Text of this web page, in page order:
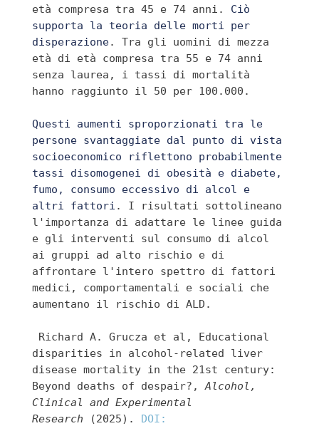
età compresa tra 45 e 74 anni. Ciò
supporta la teoria delle morti per
disperazione. Tra gli uomini di mezza
età di età compresa tra 55 e 74 anni
senza laurea, i tassi di mortalità
hanno raggiunto il 50 per 100.000.
Questi aumenti sproporzionati tra le
persone svantaggiate dal punto di vista
socioeconomico riflettono probabilmente
tassi disomogenei di obesità e diabete,
fumo, consumo eccessivo di alcol e
altri fattori . I risultati sottolineano
l'importanza di adattare le linee guida
e gli interventi sul consumo di alcol
ai gruppi ad alto rischio e di
affrontare l'intero spettro di fattori
medici, comportamentali e sociali che
aumentano il rischio di ALD.
Richard A. Grucza et al, Educational
disparities in alcohol‐related liver
disease mortality in the 21st century:
Beyond deaths of despair?, Alcohol,
Clinical and Experimental
Research (2025). DOI: